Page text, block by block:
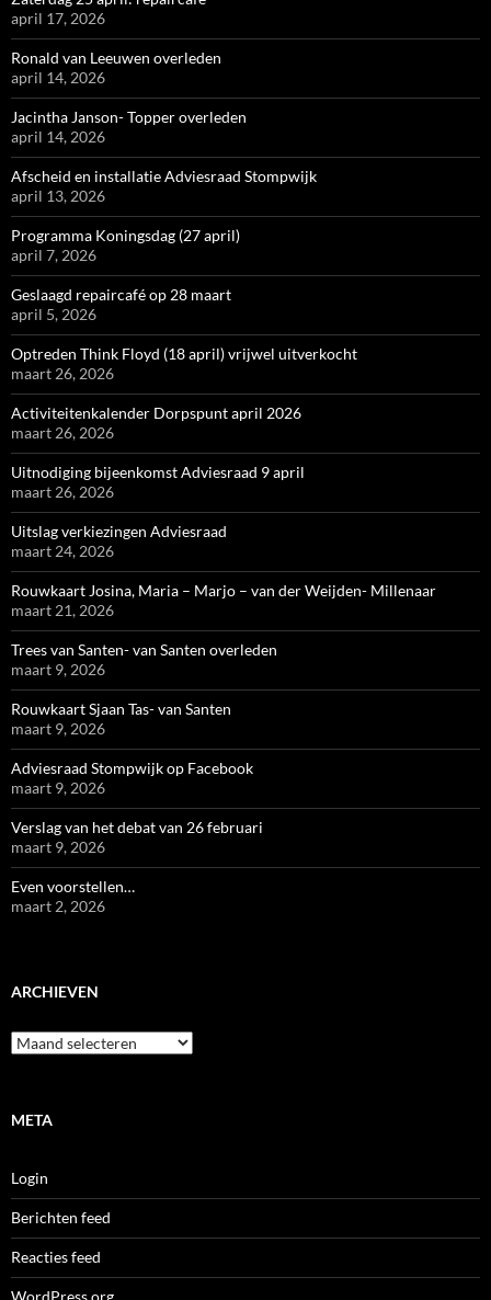
april 17, 2026
Ronald van Leeuwen overleden
april 14, 2026
Jacintha Janson- Topper overleden
april 14, 2026
Afscheid en installatie Adviesraad Stompwijk
april 13, 2026
Programma Koningsdag (27 april)
april 7, 2026
Geslaagd repaircafé op 28 maart
april 5, 2026
Optreden Think Floyd (18 april) vrijwel uitverkocht
maart 26, 2026
Activiteitenkalender Dorpspunt april 2026
maart 26, 2026
Uitnodiging bijeenkomst Adviesraad 9 april
maart 26, 2026
Uitslag verkiezingen Adviesraad
maart 24, 2026
Rouwkaart Josina, Maria – Marjo – van der Weijden- Millenaar
maart 21, 2026
Trees van Santen- van Santen overleden
maart 9, 2026
Rouwkaart Sjaan Tas- van Santen
maart 9, 2026
Adviesraad Stompwijk op Facebook
maart 9, 2026
Verslag van het debat van 26 februari
maart 9, 2026
Even voorstellen…
maart 2, 2026
ARCHIEVEN
Archieven
META
Login
Berichten feed
Reacties feed